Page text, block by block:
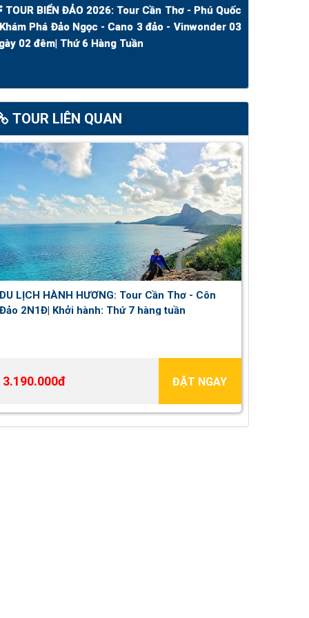
TOUR BIỂN ĐẢO 2026: Tour Cần Thơ - Phú Quốc
Phá Đảo Ngọc - Cano 3 đảo - Vinwonder 03
02 đêm| Thứ 6 Hàng Tuần
TOUR LIÊN QUAN
LỊCH HÀNH HƯƠNG: Tour Cần Thơ - Côn
2N1Đ| Khởi hành: Thứ 7 hàng tuần
3.190.000đ ĐẶT NGAY